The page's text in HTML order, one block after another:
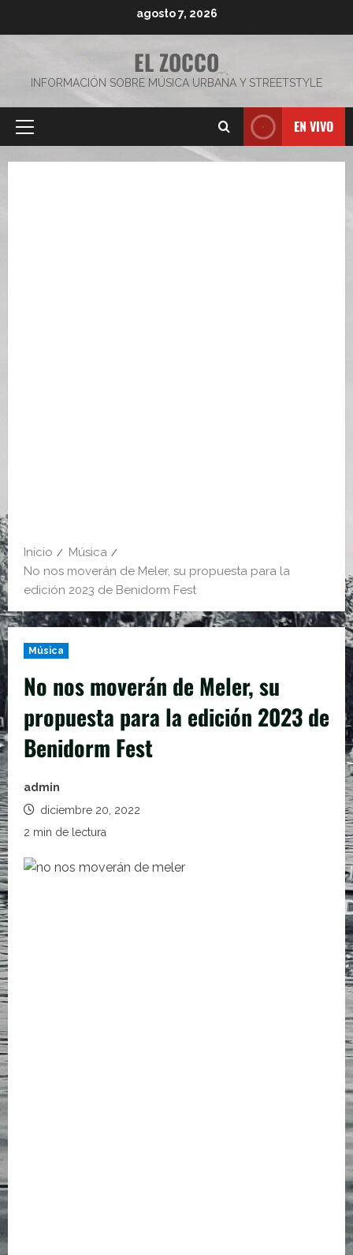
agosto 7, 2026
EL ZOCCO
INFORMACIÓN SOBRE MÚSICA URBANA Y STREETSTYLE
Menú
EN VIVO
Inicio
Música
No nos moverán de Meler, su propuesta para la
edición 2023 de Benidorm Fest
Música
No nos moverán de Meler, su
propuesta para la edición 2023 de
Benidorm Fest
admin
diciembre 20, 2022
2 min de lectura